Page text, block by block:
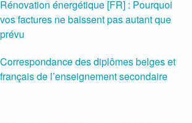
Rénovation énergétique [FR] : Pourquoi
vos factures ne baissent pas autant que
prévu
Correspondance des diplômes belges et
français de l’enseignement secondaire